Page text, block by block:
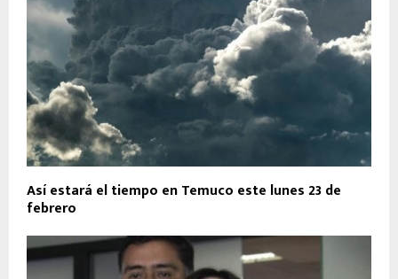
Así estará el tiempo en Temuco este lunes 23 de
febrero